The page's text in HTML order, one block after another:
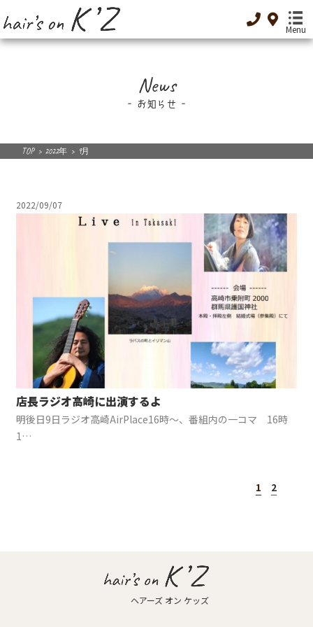
Menu
-トップ-
Menu
Original cosme
-低GI食品-
Low GI food
-お知らせ-
News
-店舗案内-
Access
News
お知らせ
TOP > 2022年 > 9月
2022/09/07
店長ラジオ高崎に出演するよ
明後日9日ラジオ高崎AirPlace16時～、番組内の一コマ 16時
1…
1 2
ヘアーズ オン ケッズ